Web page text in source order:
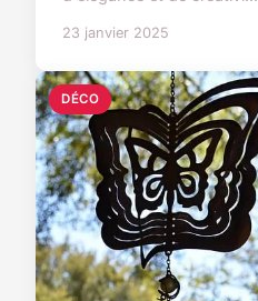
23 janvier 2025
DÉCO